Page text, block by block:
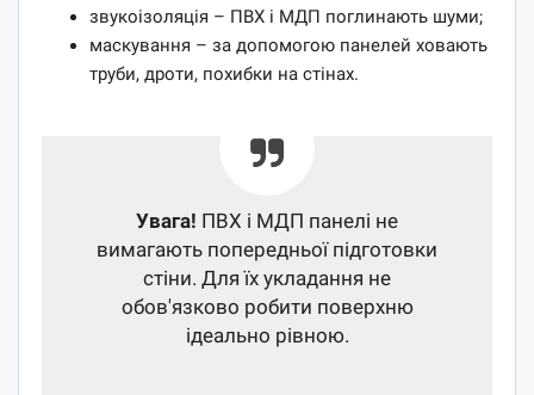
звукоізоляція – ПВХ і МДП поглинають шуми;
маскування – за допомогою панелей ховають
труби, дроти, похибки на стінах.
Увага! ПВХ і МДП панелі не
вимагають попередньої підготовки
стіни. Для їх укладання не
обов'язково робити поверхню
ідеально рівною.